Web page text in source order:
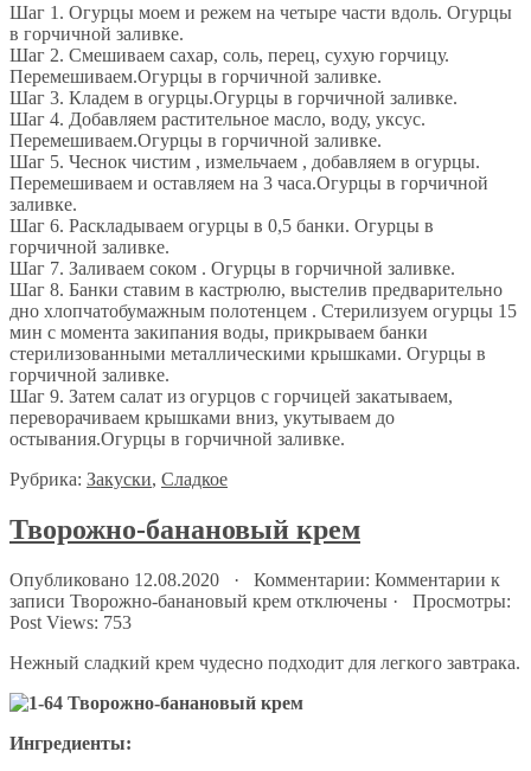
Шаг 1. Огурцы моем и режем на четыре части вдоль. Огурцы
в горчичной заливке.
Шаг 2. Смешиваем сахар, соль, перец, сухую горчицу.
Перемешиваем.Огурцы в горчичной заливке.
Шаг 3. Кладем в огурцы.Огурцы в горчичной заливке.
Шаг 4. Добавляем растительное масло, воду, уксус.
Перемешиваем.Огурцы в горчичной заливке.
Шаг 5. Чеснок чистим , измельчаем , добавляем в огурцы.
Перемешиваем и оставляем на 3 часа.Огурцы в горчичной
заливке.
Шаг 6. Раскладываем огурцы в 0,5 банки. Огурцы в
горчичной заливке.
Шаг 7. Заливаем соком . Огурцы в горчичной заливке.
Шаг 8. Банки ставим в кастрюлю, выстелив предварительно
дно хлопчатобумажным полотенцем . Стерилизуем огурцы 15
мин с момента закипания воды, прикрываем банки
стерилизованными металлическими крышками. Огурцы в
горчичной заливке.
Шаг 9. Затем салат из огурцов с горчицей закатываем,
переворачиваем крышками вниз, укутываем до
остывания.Огурцы в горчичной заливке.
Рубрика: Закуски, Сладкое
Творожно-банановый крем
Опубликовано 12.08.2020 · Комментарии: Комментарии к
записи Творожно-банановый крем отключены · Просмотры:
Post Views: 753
Нежный сладкий крем чудесно подходит для легкого завтрака.
Ингредиенты: